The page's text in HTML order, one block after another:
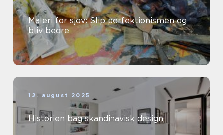
Maleri for sjov: Slip perfektionismen og
bliv bedre
12. august 2025
Historien bag skandinavisk design